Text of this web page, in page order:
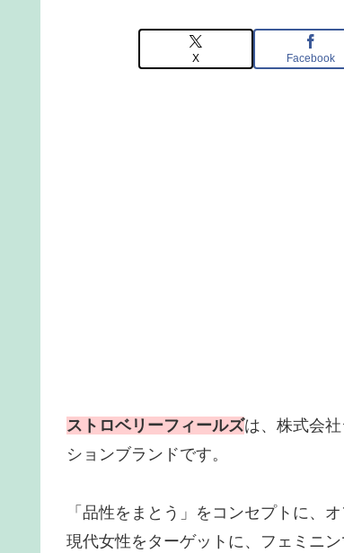
X Facebook
ストロベリーフィールズは、株式会
ションブランドです。
「品性をまとう」をコンセプトに、
現代女性をターゲットに、フェミニ